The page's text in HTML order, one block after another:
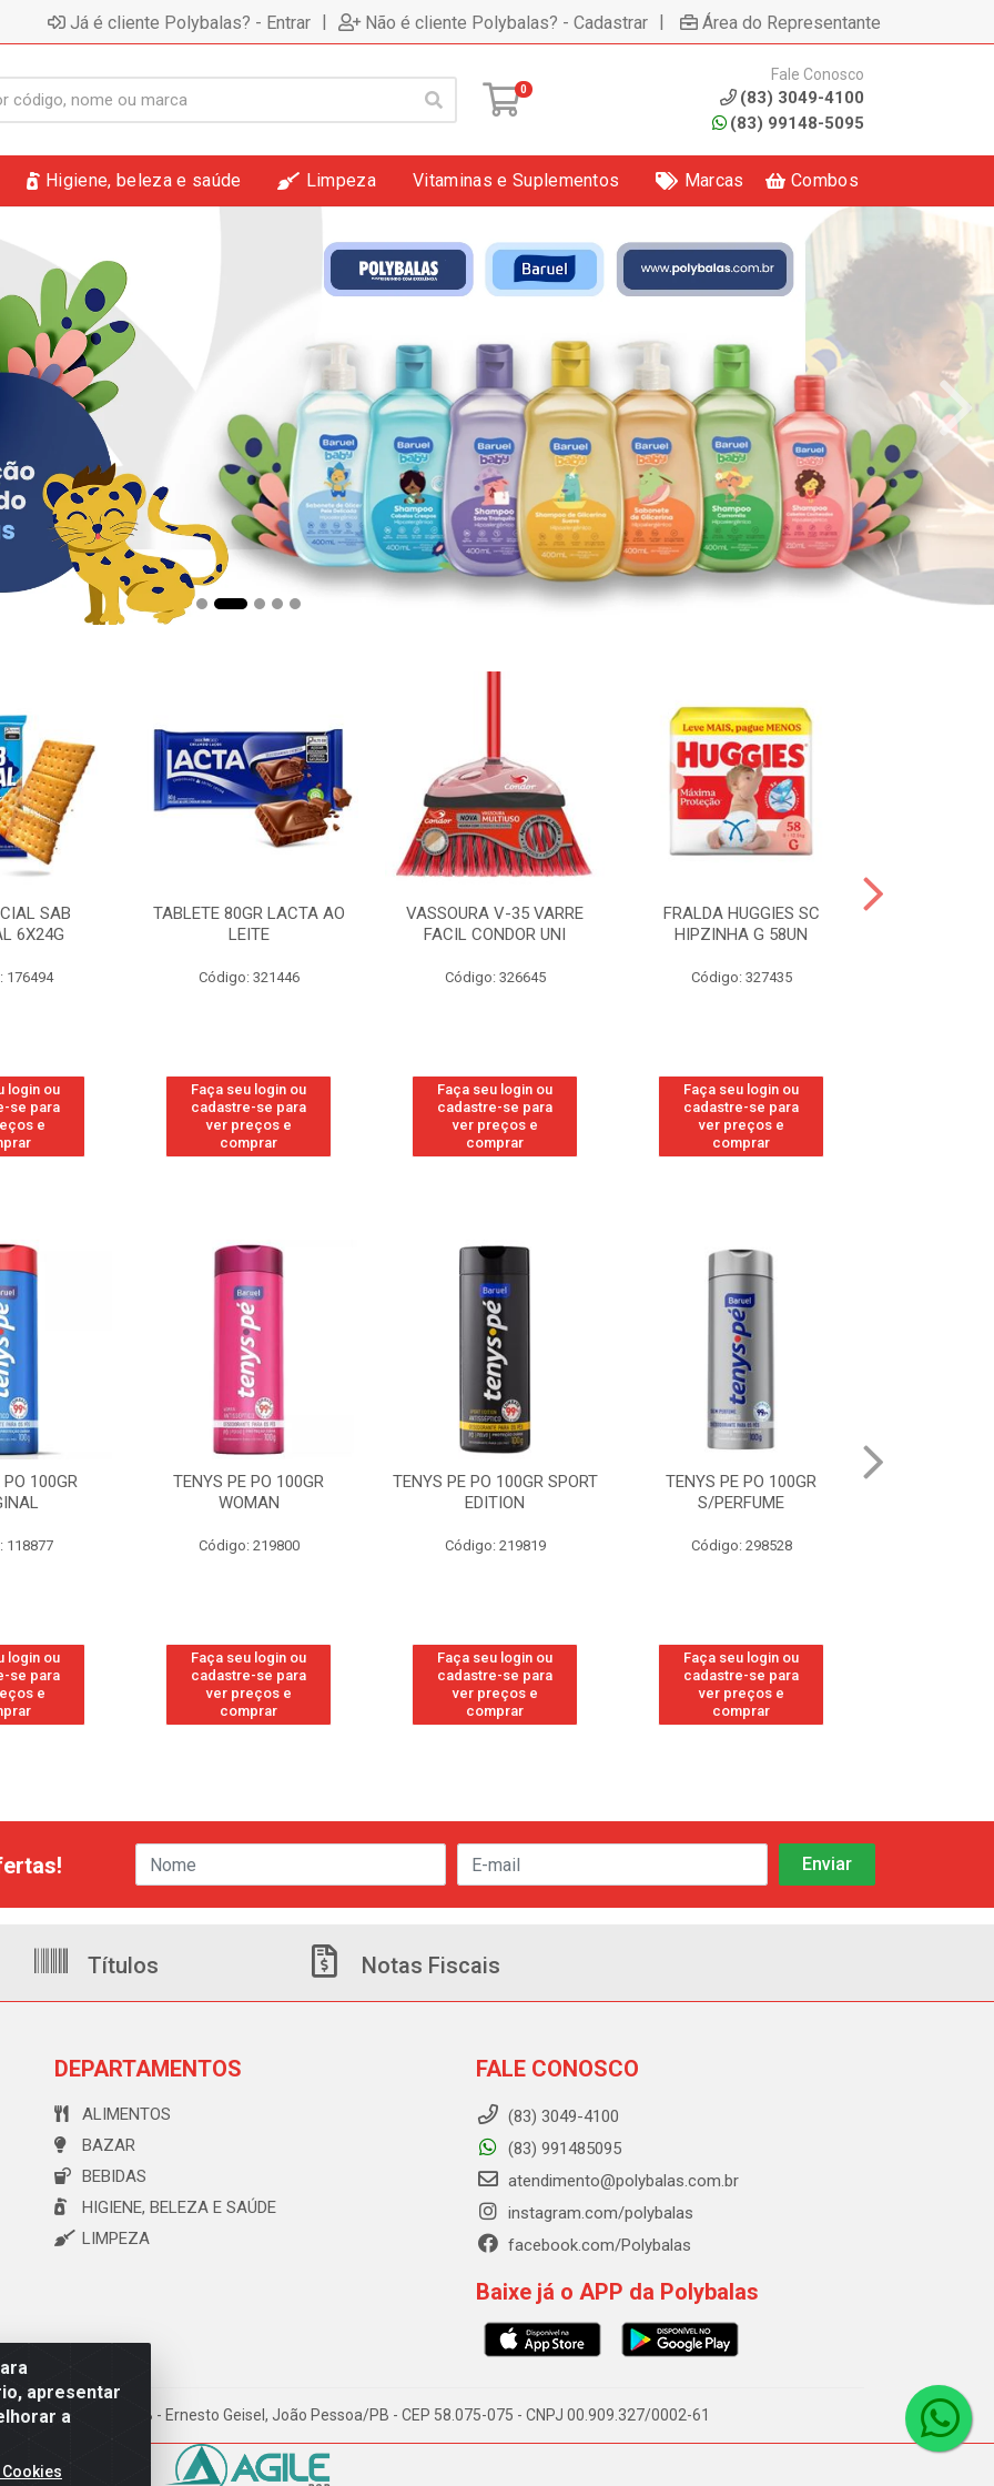
Já é cliente Polybalas? - Entrar | Não é cliente Polybalas? - Cadastrar | Área do Representante
0
Fale Conosco
(83) 3049-4100
(83) 99148-5095
Higiene, beleza e saúde Limpeza Vitaminas e Suplementos Marcas Combos
SAB
6X24G
176494
login ou
se para
e
TABLETE 80GR LACTA AO
LEITE
Código: 321446
Faça seu login ou
cadastre-se para
ver preços e
comprar
VASSOURA V-35 VARRE
FACIL CONDOR UNI
Código: 326645
Faça seu login ou
cadastre-se para
ver preços e
comprar
FRALDA HUGGIES SC
HIPZINHA G 58UN
Código: 327435
Faça seu login ou
cadastre-se para
ver preços e
comprar
100GR
219800
login ou
se para
e
TENYS PE PO 100GR SPORT
EDITION
Código: 219819
Faça seu login ou
cadastre-se para
ver preços e
comprar
TENYS PE PO 100GR
S/PERFUME
Código: 298528
Faça seu login ou
cadastre-se para
ver preços e
comprar
TENYS PE PO 100GR MENTA
FRESH
Código: 113
Faça seu login ou
cadastre-se para
ver preços e
comprar
apresentar
a
Títulos Notas Fiscais
DEPARTAMENTOS
ALIMENTOS
BAZAR
BEBIDAS
HIGIENE, BELEZA E SAÚDE
LIMPEZA
FALE CONOSCO
(83) 3049-4100
(83) 991485095
atendimento@polybalas.com.br
instagram.com/polybalas
facebook.com/Polybalas
Baixe já o APP da Polybalas
173 Galpão B - Ernesto Geisel, João Pessoa/PB - CEP 58.075-075 - CNPJ 00.909.327/0002-61